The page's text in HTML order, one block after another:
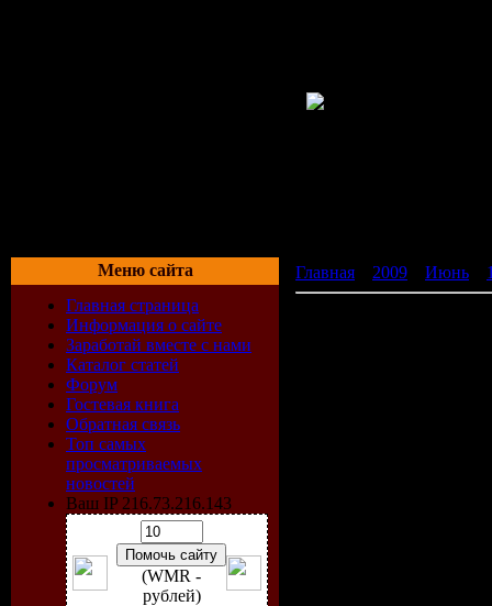
Меню сайта
Главная страница
Информация о сайте
Заработай вместе с нами
Каталог статей
Форум
Гостевая книга
Обратная связь
Топ самых
просматриваемых
новостей
Ваш IP 216.73.216.143
(WMR -
рублей)
Главная 2009 Июнь